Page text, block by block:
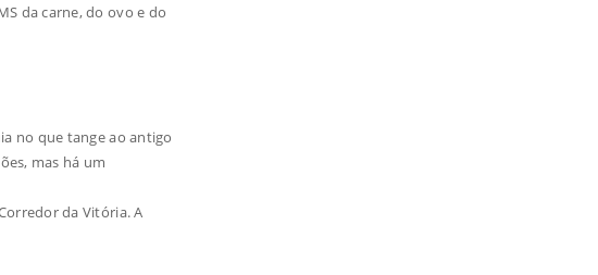
da carne, do ovo e do
no que tange ao antigo
mas há um
da Vitória. A